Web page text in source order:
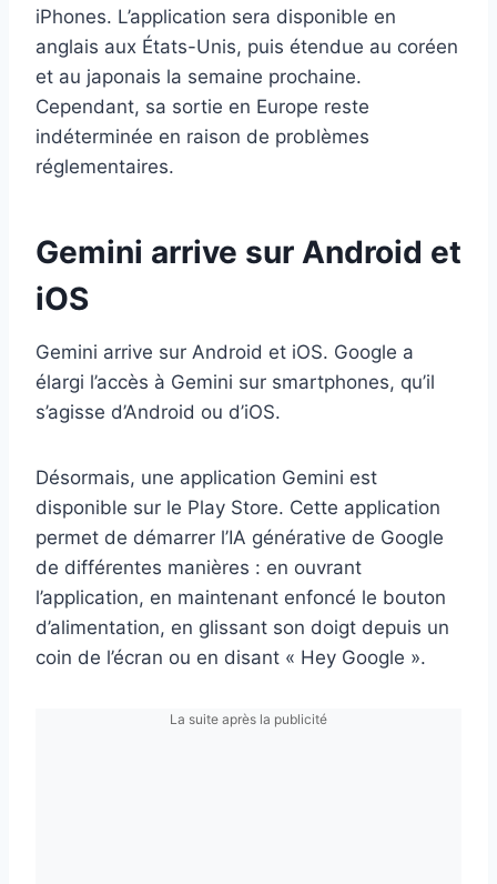
iPhones. L’application sera disponible en
anglais aux États-Unis, puis étendue au coréen
et au japonais la semaine prochaine.
Cependant, sa sortie en Europe reste
indéterminée en raison de problèmes
réglementaires.
Gemini arrive sur Android et
iOS
Gemini arrive sur Android et iOS. Google a
élargi l’accès à Gemini sur smartphones, qu’il
s’agisse d’Android ou d’iOS.
Désormais, une application Gemini est
disponible sur le Play Store. Cette application
permet de démarrer l’IA générative de Google
de différentes manières : en ouvrant
l’application, en maintenant enfoncé le bouton
d’alimentation, en glissant son doigt depuis un
coin de l’écran ou en disant « Hey Google ».
La suite après la publicité